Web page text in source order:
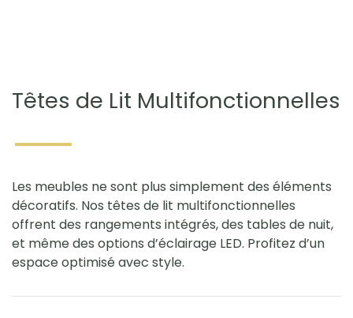
Têtes de Lit Multifonctionnelles
Les meubles ne sont plus simplement des éléments
décoratifs. Nos têtes de lit multifonctionnelles
offrent des rangements intégrés, des tables de nuit,
et même des options d’éclairage LED. Profitez d’un
espace optimisé avec style.